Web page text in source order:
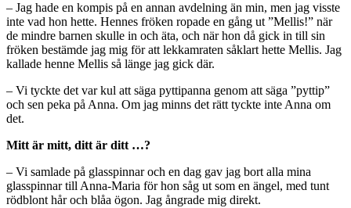
– Jag hade en kompis på en annan avdelning än min, men jag visste
inte vad hon hette. Hennes fröken ropade en gång ut ”Mellis!” när
de mindre barnen skulle in och äta, och när hon då gick in till sin
fröken bestämde jag mig för att lekkamraten såklart hette Mellis. Jag
kallade henne Mellis så länge jag gick där.
– Vi tyckte det var kul att säga pyttipanna genom att säga ”pyttip”
och sen peka på Anna. Om jag minns det rätt tyckte inte Anna om
det.
Mitt är mitt, ditt är ditt …?
– Vi samlade på glasspinnar och en dag gav jag bort alla mina
glasspinnar till Anna-Maria för hon såg ut som en ängel, med tunt
rödblont hår och blåa ögon. Jag ångrade mig direkt.